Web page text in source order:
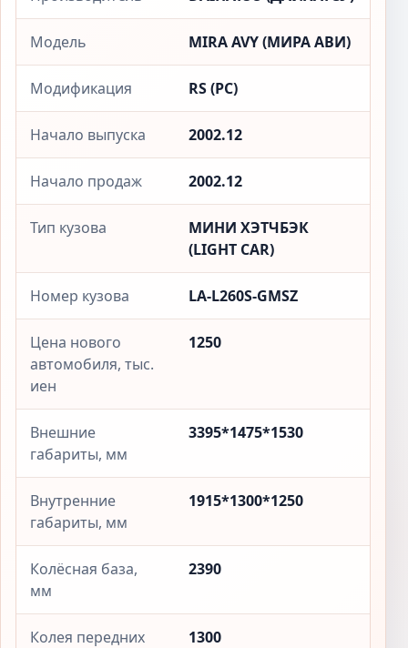
Модель MIRA AVY (МИРА АВИ)
Модификация RS (РС)
Начало выпуска 2002.12
Начало продаж 2002.12
Тип кузова
МИНИ ХЭТЧБЭК
(LIGHT CAR)
Номер кузова LA-L260S-GMSZ
Цена нового
автомобиля, тыс.
иен
1250
Внешние
габариты, мм
3395*1475*1530
Внутренние
габариты, мм
1915*1300*1250
Колёсная база,
мм
2390
Колея передних
1300